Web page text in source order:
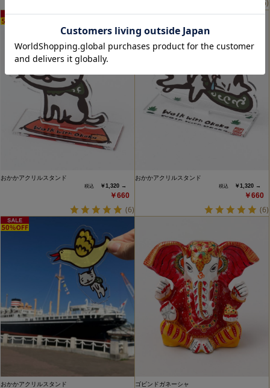
(6)
おかかアクリルスタンド
￥1,320 →
￥660
(6)
おかかアクリルスタンド
￥1,320 →
￥660
(6)
おかかアクリルスタンド ゴビンドガネーシャ